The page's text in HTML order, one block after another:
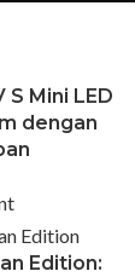
S Mini LED
dengan
Edition: